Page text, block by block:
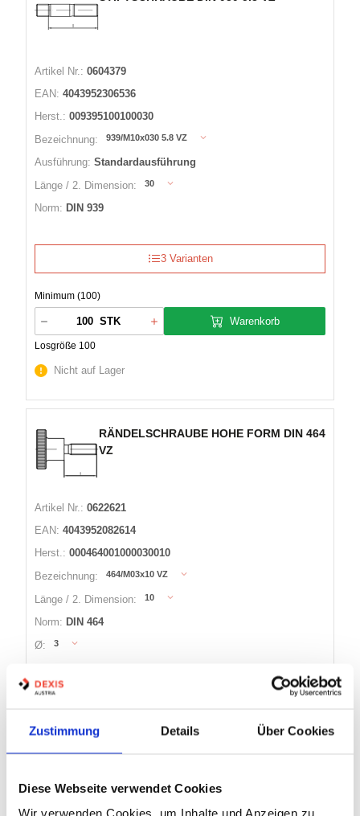
Zustimmung Details Über Cookies
Diese Webseite verwendet Cookies
Wir verwenden Cookies, um Inhalte und Anzeigen zu
Artikel Nr.: 0604379
EAN: 4043952306536
Herst.: 009395100100030
Bezeichnung:
939/M10x030 5.8 VZ
Ausführung: Standardausführung
Länge / 2. Dimension:
30
Norm: DIN 939
3 Varianten
Minimum (100)
STK
Losgröße 100
Warenkorb
Nicht auf Lager
RÄNDELSCHRAUBE HOHE FORM DIN 464
VZ
Artikel Nr.: 0622621
EAN: 4043952082614
Herst.: 000464001000030010
Bezeichnung:
464/M03x10 VZ
Länge / 2. Dimension: 10
Norm: DIN 464
Ø:
3
Minimum (50)
Losgröße 50
Nicht auf Lager